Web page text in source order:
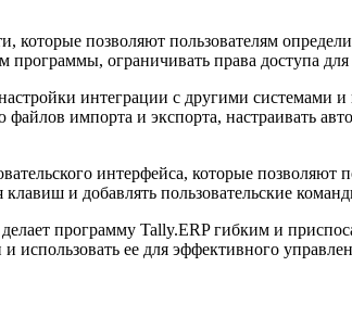
которые позволяют пользователям
ограничивать права доступа
интеграции с другими системами
импорта и экспорта, настраивать
интерфейса, которые
и добавлять пользовательские
программу Tally.ERP гибким и
использовать ее для эффективного